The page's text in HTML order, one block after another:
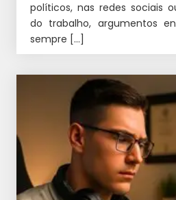
políticos, nas redes sociais
do trabalho, argumentos
sempre […]